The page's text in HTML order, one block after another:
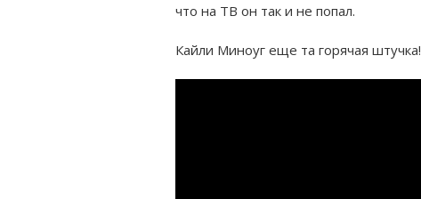
что на ТВ он так и не попал.
Кайли Миноуг еще та горячая штучка!